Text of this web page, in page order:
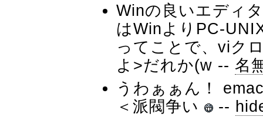
Winの良いエディ
はWinよりPC-
ってことで、viク
よ>だれか(w -- 名
うわぁぁん！
＜派閥争い
--